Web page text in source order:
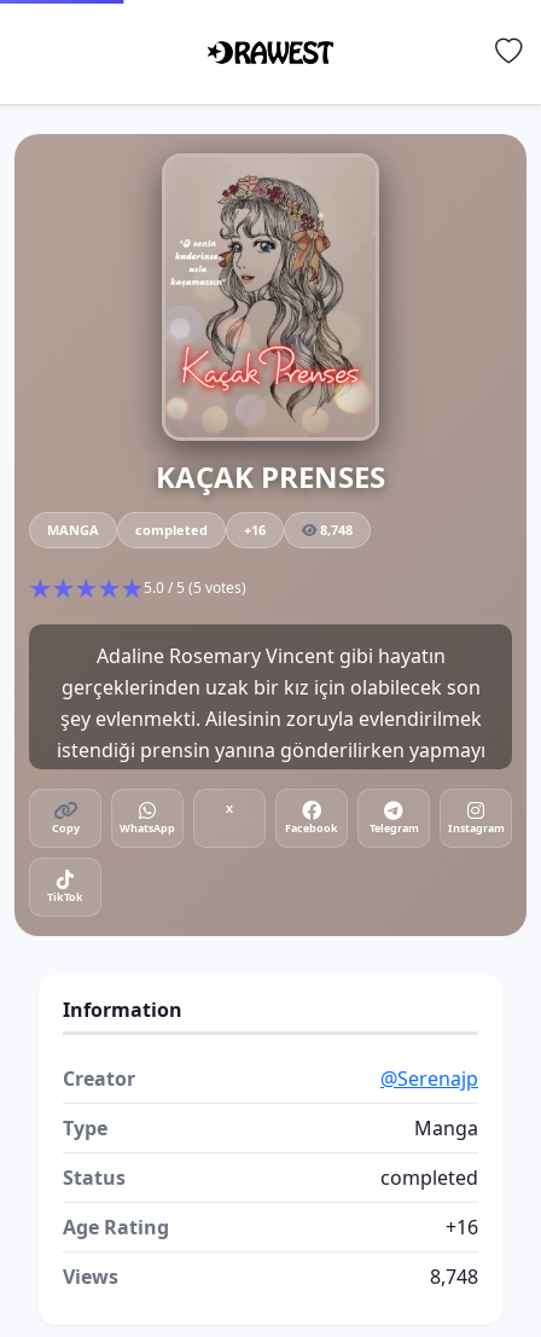
KAÇAK PRENSES
MANGA completed +16 8,748
★★★★★5.0 / 5 (5 votes)
Adaline Rosemary Vincent gibi hayatın
gerçeklerinden uzak bir kız için olabilecek son
şey evlenmekti. Ailesinin zoruyla evlendirilmek
istendiği prensin yanına gönderilirken yapmayı
sırada yardım istediği yakışıklı beyfendinin
prensin ta kendisi olduğunu asla bilemezdi!
Copy WhatsApp
X
Facebook
Telegram Instagram
TikTok
Information
Creator
@Serenajp
Type
Manga
Status
completed
Age Rating
+16
Views
8,748